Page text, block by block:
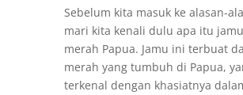
Sebelum kita masuk ke alasan-
mari kita kenali dulu apa itu
merah Papua. Jamu ini terbuat
merah yang tumbuh di Papua,
terkenal dengan khasiatnya